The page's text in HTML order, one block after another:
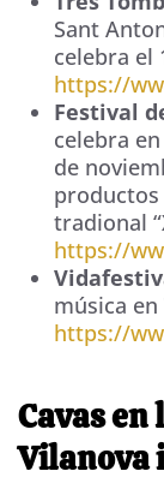
Sant
celebra el
https://
Festival
celebra
de
tradional
https://
música
https://
Cavas en
Vilanova